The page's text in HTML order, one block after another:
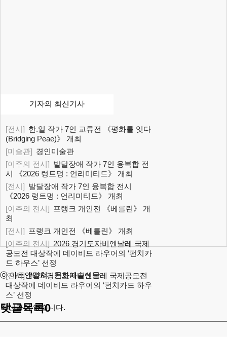
기자의 최신기사
[전시] 한.일 작가 7인 교류전 《평화를 잇다
(Bridging Peae)》 개최
[미술관] 경인미술관
[이주의 전시] 발달장애 작가 7인 융복합 전
시 《2026 렁트멍 : 언리미티드》 개최
[전시] 발달장애 작가 7인 융복합 전시
《2026 렁트멍 : 언리미티드》 개최
[이주의 전시] 프랭크 개인전 《베를린》 개
최
[전시] 프랭크 개인전 《베를린》 개최
[이주의 전시] 2026 경기도자비엔날레 국제
공모전 대상작에 데이비드 라우어의 ‘펀치카
드 하우스’ 선정
[전시] 2026 경기도자비엔날레 국제공모전
대상작에 데이비드 라우어의 ‘펀치카드 하우
스’ 선정
최신글이 없습니다.
ⓒ 아트앤컬쳐 - 문화예술신문
댓글목록0